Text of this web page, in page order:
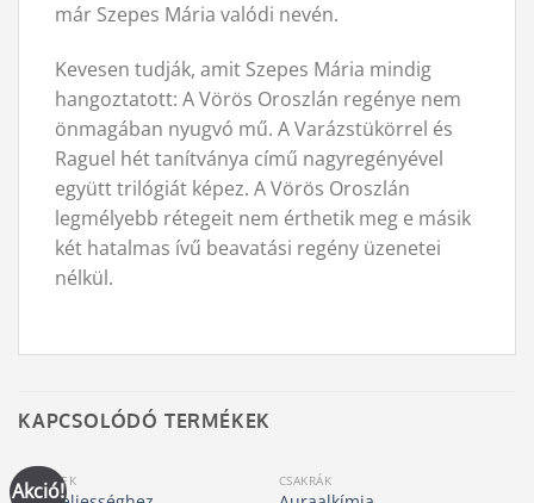
már Szepes Mária valódi nevén.
Kevesen tudják, amit Szepes Mária mindig
hangoztatott: A Vörös Oroszlán regénye nem
önmagában nyugvó mű. A Varázstükörrel és
Raguel hét tanítványa című nagyregényével
együtt trilógiát képez. A Vörös Oroszlán
legmélyebb rétegeit nem érthetik meg e másik
két hatalmas ívű beavatási regény üzenetei
nélkül.
KAPCSOLÓDÓ TERMÉKEK
Akció!
KÖNYVEK CSAKRÁK